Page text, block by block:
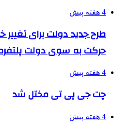
4 هفته پیش
طرح جدید دولت برای تغییر
حرکت به سوی دولت
4 هفته پیش
چت جی پی تی مختل شد
4 هفته پیش